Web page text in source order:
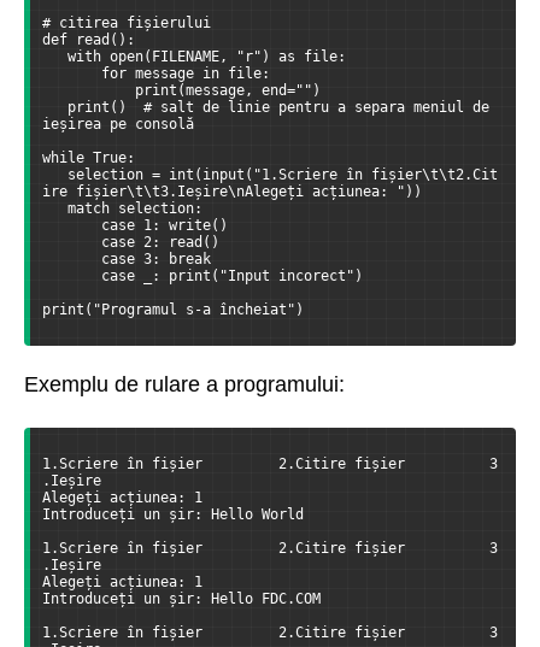
# citirea fișierului
def read():
with open(FILENAME, "r") as file:
for message in file:
print(message, end="")
print()  # salt de linie pentru a separa meniul de
ieșirea pe consolă
while True:
selection = int(input("1.Scriere în fișier\t\t2.Cit
ire fișier\t\t3.Ieșire\nAlegeți acțiunea: "))
match selection:
case 1: write()
case 2: read()
case 3: break
case _: print("Input incorect")
print("Programul s-a încheiat")
Exemplu de rulare a programului:
1.Scriere în fișier         2.Citire fișier          3
.Ieșire
Alegeți acțiunea: 1
Introduceți un șir: Hello World
1.Scriere în fișier         2.Citire fișier          3
.Ieșire
Alegeți acțiunea: 1
Introduceți un șir: Hello FDC.COM
1.Scriere în fișier         2.Citire fișier          3